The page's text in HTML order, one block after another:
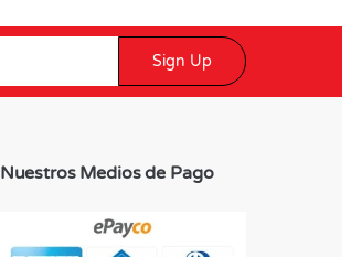
Sign Up
Nuestros Medios de Pago